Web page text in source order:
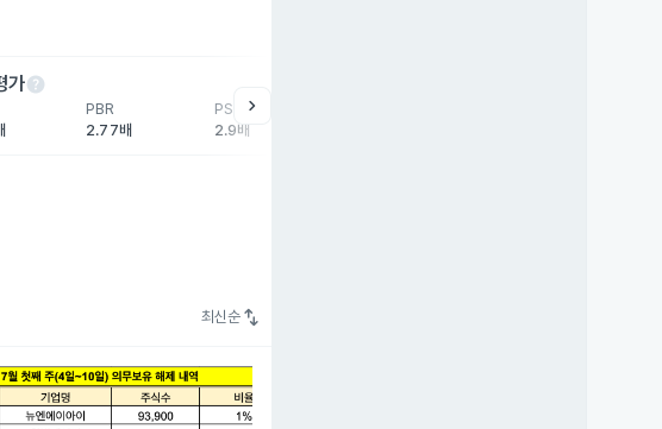
가help
PBR
2.77배
PSR
2.9배
chevron_right
최신순 swap_vert